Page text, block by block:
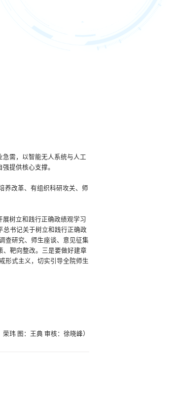
需，以智能无人系统与人工
提供核心支撑。
养改革、有组织科研攻关、师
树立和践行正确政绩观学习
总书记关于树立和践行正确政
查研究、师生座谈、意见征集
、靶向整改。三是要做好建章
形式主义，切实引导全院师生
荣玮 图：王典 审核：徐晓峰）